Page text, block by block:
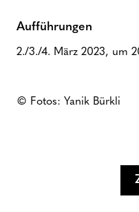
Aufführungen
2./3./4. März 2023, um
© Fotos: Yanik Bürkli